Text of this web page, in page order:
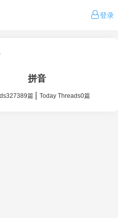
登录
拼音
篇 Today Threads0篇